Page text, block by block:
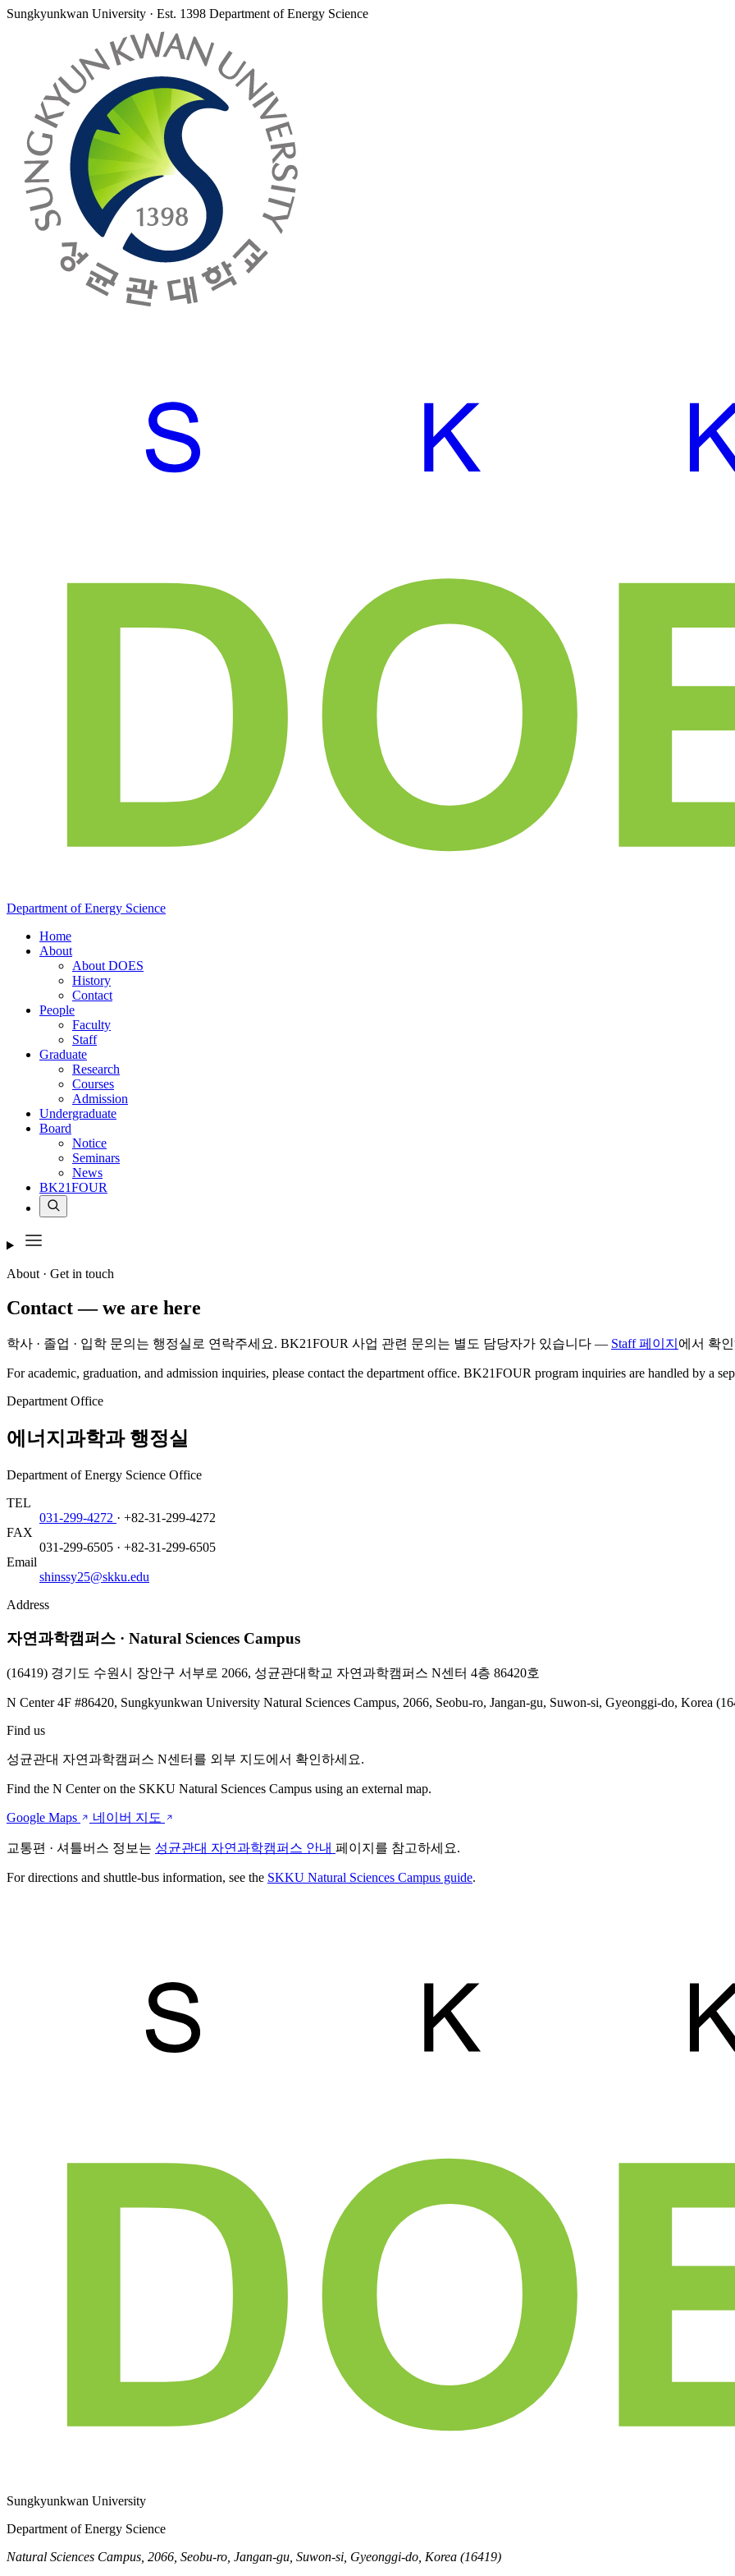
Sungkyunkwan University · Est. 1398 Department of Energy Science
Department ofEnergy Science
Home
About
About DOES
History
Contact
People
Faculty
Staff
Graduate
Research
Courses
Admission
Undergraduate
Board
Notice
Seminars
News
BK21FOUR
About · Get in touch
Contact— we are here
학사 · 졸업 · 입학 문의는 행정실로 연락주세요. BK21FOUR 사업 관련 문의는 별도 담당자가 있습니다 — Staff 페이지 에서 확
For academic, graduation, and admission inquiries, please contact the department office. BK21FOUR program inquiries are handled by a
Department Office
에너지과학과 행정실
Department of Energy Science Office
TEL
031-299-4272 · +82-31-299-4272
FAX
031-299-6505 · +82-31-299-6505
Email
shinssy25@skku.edu
Address
자연과학캠퍼스 · Natural Sciences Campus
(16419) 경기도 수원시 장안구 서부로 2066, 성균관대학교 자연과학캠퍼스 N센터 4층 86420호
N Center 4F #86420, Sungkyunkwan University Natural Sciences Campus, 2066, Seobu-ro, Jangan-gu, Suwon-si, Gyeonggi-do, Korea
Find us
성균관대 자연과학캠퍼스 N센터를 외부 지도에서 확인하세요.
Find the N Center on the SKKU Natural Sciences Campus using an external map.
Google Maps 네이버 지도
교통편 · 셔틀버스 정보는 성균관대 자연과학캠퍼스 안내 페이지를 참고하세요.
For directions and shuttle-bus information, see the SKKU Natural Sciences Campus guide.
Sungkyunkwan University
Department of Energy Science
Natural Sciences Campus, 2066, Seobu-ro, Jangan-gu, Suwon-si, Gyeonggi-do, Korea (16419)